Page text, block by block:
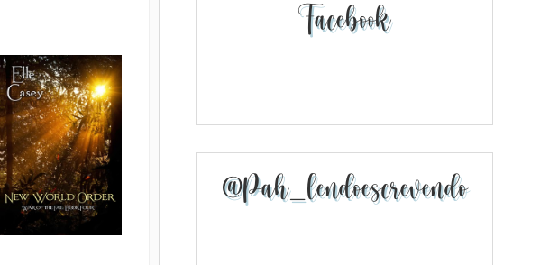
Facebook
@pah_lendoescrevendo